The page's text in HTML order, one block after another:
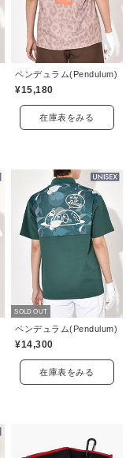
ペンデュラム(Pendulum)
¥15,180
在庫表をみる
SOLD OUT
ペンデュラム(Pendulum)
¥14,300
在庫表をみる